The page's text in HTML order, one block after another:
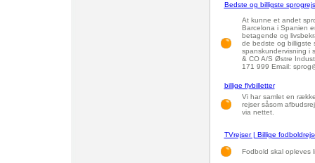
Bedste og billigste
At kunne et andet
Barcelona i Spanien
betagende og
de bedste og billigste
spanskundervisning i
& CO A/S Østre
171 999 Email:
billige flybilletter
Vi har samlet en
rejser såsom
via nettet.
TVrejser | Billige
Fodbold skal opleves